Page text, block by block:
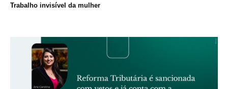
Trabalho invisível da mulher